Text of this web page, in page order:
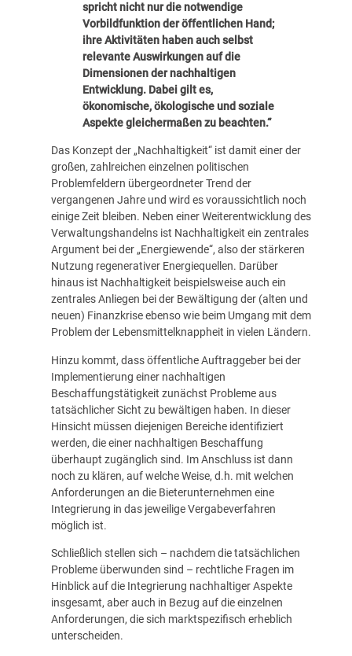
spricht nicht nur die notwendige
Vorbildfunktion der öffentlichen Hand;
ihre Aktivitäten haben auch selbst
relevante Auswirkungen auf die
Dimensionen der nachhaltigen
Entwicklung. Dabei gilt es,
ökonomische, ökologische und soziale
Aspekte gleichermaßen zu beachten.“
Das Konzept der „Nachhaltigkeit“ ist damit einer der
großen, zahlreichen einzelnen politischen
Problemfeldern übergeordneter Trend der
vergangenen Jahre und wird es voraussichtlich noch
einige Zeit bleiben. Neben einer Weiterentwicklung des
Verwaltungshandelns ist Nachhaltigkeit ein zentrales
Argument bei der „Energiewende“, also der stärkeren
Nutzung regenerativer Energiequellen. Darüber
hinaus ist Nachhaltigkeit beispielsweise auch ein
zentrales Anliegen bei der Bewältigung der (alten und
neuen) Finanzkrise ebenso wie beim Umgang mit dem
Problem der Lebensmittelknappheit in vielen Ländern.
Hinzu kommt, dass öffentliche Auftraggeber bei der
Implementierung einer nachhaltigen
Beschaffungstätigkeit zunächst Probleme aus
tatsächlicher Sicht zu bewältigen haben. In dieser
Hinsicht müssen diejenigen Bereiche identifiziert
werden, die einer nachhaltigen Beschaffung
überhaupt zugänglich sind. Im Anschluss ist dann
noch zu klären, auf welche Weise, d.h. mit welchen
Anforderungen an die Bieterunternehmen eine
Integrierung in das jeweilige Vergabeverfahren
möglich ist.
Schließlich stellen sich – nachdem die tatsächlichen
Probleme überwunden sind – rechtliche Fragen im
Hinblick auf die Integrierung nachhaltiger Aspekte
insgesamt, aber auch in Bezug auf die einzelnen
Anforderungen, die sich marktspezifisch erheblich
unterscheiden.